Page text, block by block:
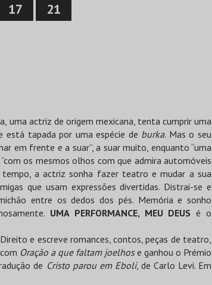
17 21
uma actriz de origem mexicana, tenta cumprir uma
está tapada por uma espécie de burka. Mas o seu
em frente e a suar”, a suar muito, enquanto “uma
os mesmos olhos com que admira automóveis
a actriz sonha fazer teatro e mudar a sua
que usam expressões divertidas. Distrai-se e
entre os dedos dos pés. Memória e sonho
UMA PERFORMANCE, MEU DEUS é o
e escreve romances, contos, peças de teatro,
Oração a que faltam joelhose ganhou o Prémio
de Cristo parou em Eboli, de Carlo Levi. Em